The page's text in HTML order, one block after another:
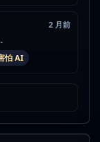
2 月前
怕 AI